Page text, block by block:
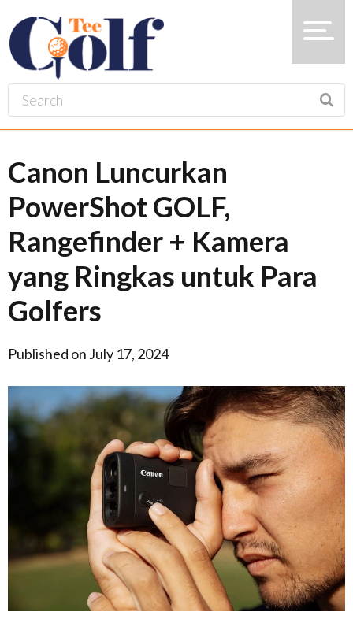
Canon Luncurkan
PowerShot GOLF,
Rangefinder + Kamera
yang Ringkas untuk Para
Golfers
Published on July 17, 2024